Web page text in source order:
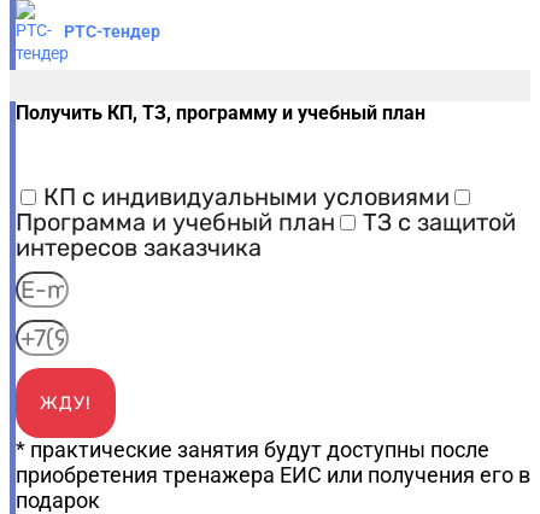
РТС-тендер
Получить КП, ТЗ, программу и учебный план
КП с индивидуальными условиями
Программа и учебный план
ТЗ с защитой
интересов заказчика
ЖДУ!
* практические занятия будут доступны после
приобретения тренажера ЕИС или получения его в
подарок